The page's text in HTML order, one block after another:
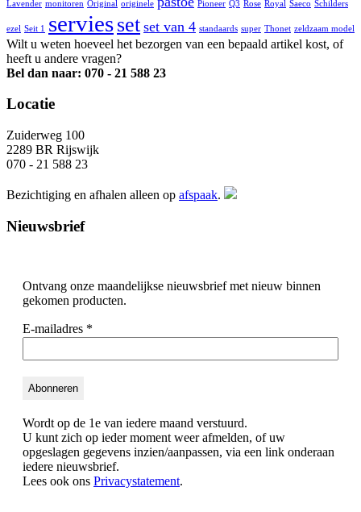
Lavender monitoren Original originele Pioneer Q3 Rose Royal Saeco Schilders
ezel Seit 1 serviesset set van 4 standaards super Thonet zeldzaam model
Wilt u weten hoeveel het bezorgen van een bepaald artikel kost, of
heeft u andere vragen?
Bel dan naar: 070 - 21 588 23
Locatie
Zuiderweg 100
2289 BR Rijswijk
070 - 21 588 23
Bezichtiging en afhalen alleen op afspaak.
Nieuwsbrief
Ontvang onze maandelijkse nieuwsbrief met nieuw binnen
gekomen producten.
E-mailadres *
Wordt op de 1e van iedere maand verstuurd.
U kunt zich op ieder moment weer afmelden, of uw
opgeslagen gegevens inzien/aanpassen, via een link onderaan
iedere nieuwsbrief.
Lees ook ons Privacystatement.